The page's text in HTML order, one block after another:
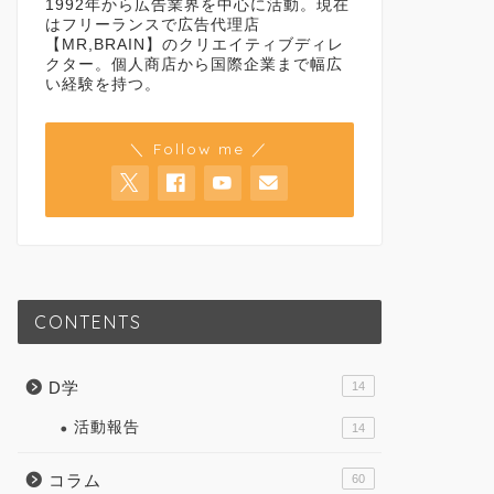
1992年から広告業界を中心に活動。現在
はフリーランスで広告代理店
【MR,BRAIN】のクリエイティブディレ
クター。個人商店から国際企業まで幅広
い経験を持つ。
＼ Follow me ／
CONTENTS
D学 14
活動報告 14
コラム 60